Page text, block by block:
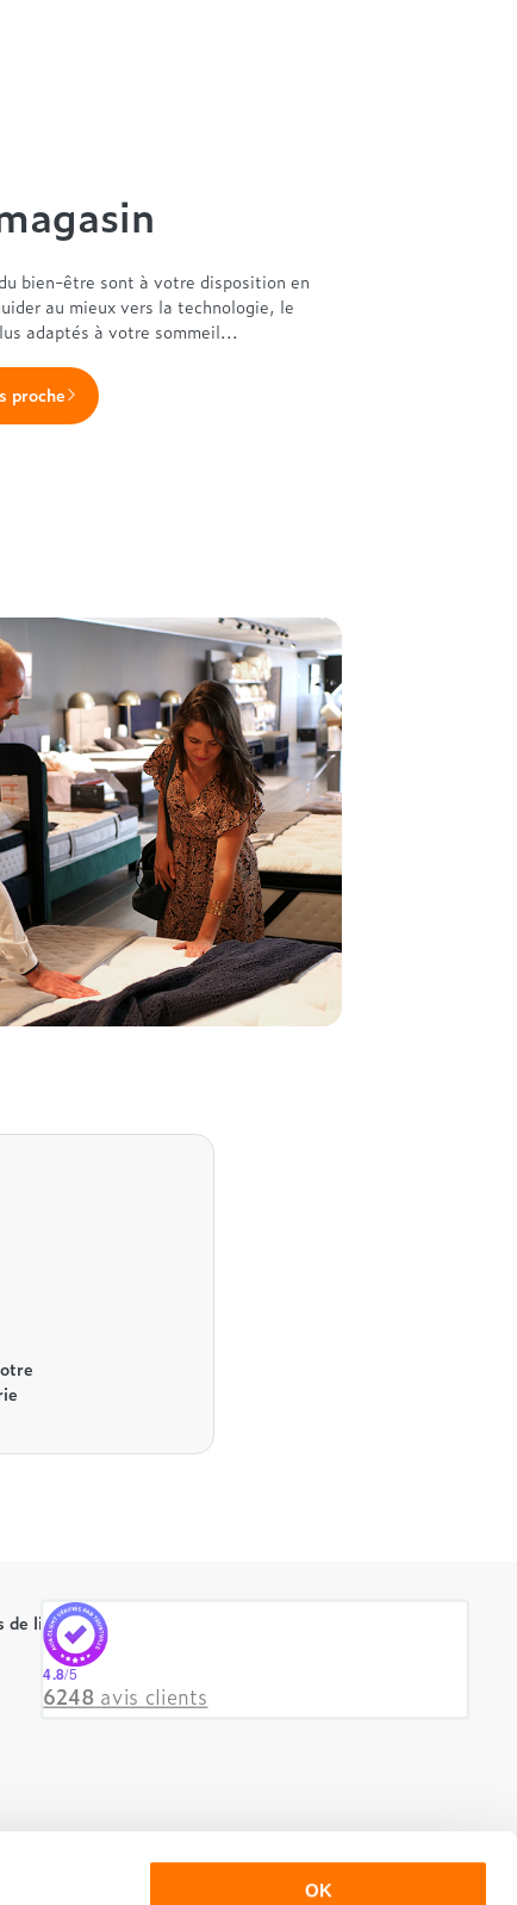
OK
bien-être sont à votre disposition en
au mieux vers la technologie, le
adaptés à votre sommeil...
proche
de literie
4.8/5
6248 avis clients